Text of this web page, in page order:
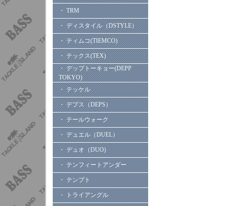
・ TRM
・ ディスタイル（DSTYLE）
・ ティムコ(TIEMCO)
・ テックス(TEX)
・ デップトーキョー(DEPP
TOKYO)
・ テッケル
・ デプス（DEPS）
・ テールウォーク
・ デュエル（DUEL）
・ デュオ（DUO)
・ テンフィートアンダー
・ テンプト
・ トライアングル